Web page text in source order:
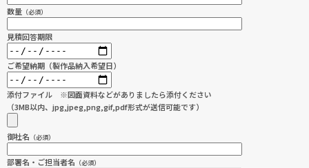
数量 （必須）
見積回答期限
ご希望納期（製作品納入希望日）
添付ファイル ※図面資料などがありましたら添付ください
（3MB以内、jpg,jpeg,png,gif,pdf形式が送信可能です）
御社名 （必須）
部署名・ご担当者名 （必須）